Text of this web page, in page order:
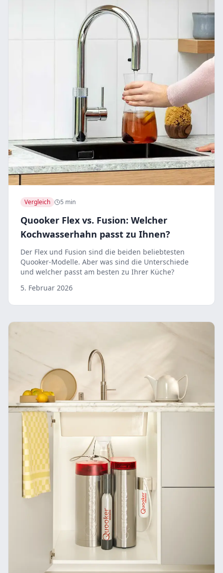
Vergleich 5 min
Quooker Flex vs. Fusion: Welcher
Kochwasserhahn passt zu Ihnen?
Der Flex und Fusion sind die beiden beliebtesten
Quooker-Modelle. Aber was sind die Unterschiede
und welcher passt am besten zu Ihrer Küche?
5. Februar 2026